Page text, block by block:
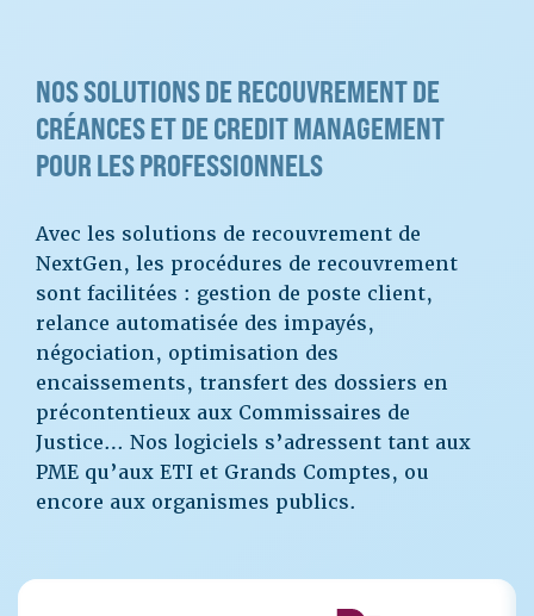
NOS SOLUTIONS DE RECOUVREMENT DE
CRÉANCES ET DE CREDIT MANAGEMENT
POUR LES PROFESSIONNELS
Avec les solutions de recouvrement de
NextGen, les procédures de recouvrement
sont facilitées : gestion de poste client,
relance automatisée des impayés,
négociation, optimisation des
encaissements, transfert des dossiers en
précontentieux aux Commissaires de
Justice… Nos logiciels s’adressent tant aux
PME qu’aux ETI et Grands Comptes, ou
encore aux organismes publics.